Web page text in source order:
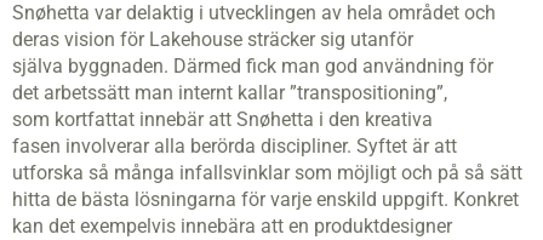
Snøhetta var delaktig i utvecklingen av hela området och
deras vision för Lakehouse sträcker sig utanför
själva byggnaden. Därmed fick man god användning för
det arbetssätt man internt kallar ”transpositioning”,
som kortfattat innebär att Snøhetta i den kreativa
fasen involverar alla berörda discipliner. Syftet är att
utforska så många infallsvinklar som möjligt och på så sätt
hitta de bästa lösningarna för varje enskild uppgift. Konkret
kan det exempelvis innebära att en produktdesigner